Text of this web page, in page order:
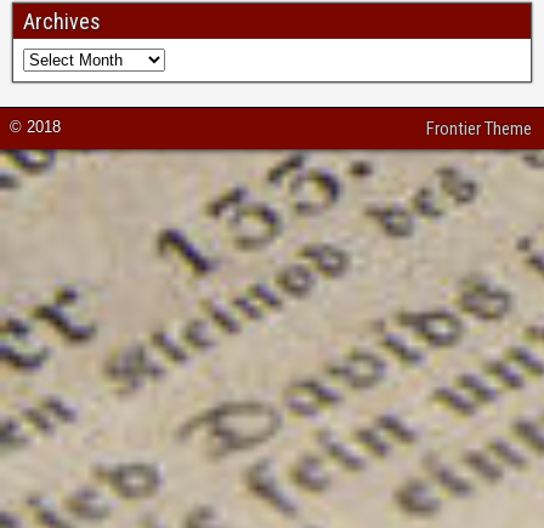
Archives
© 2018 Frontier Theme